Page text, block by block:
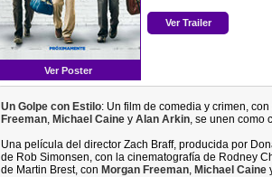
Ver Poster
Ver Trailer
Un Golpe con Estilo: Un film de comedia y crimen,
Freeman, Michael Caine y Alan Arkin, se unen como
Una película del director Zach Braff, producida por
de Rob Simonsen, con la cinematografía de Rodney
de Martin Brest, con Morgan Freeman, Michael Caine